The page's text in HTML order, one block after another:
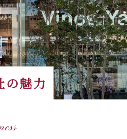
の魅力